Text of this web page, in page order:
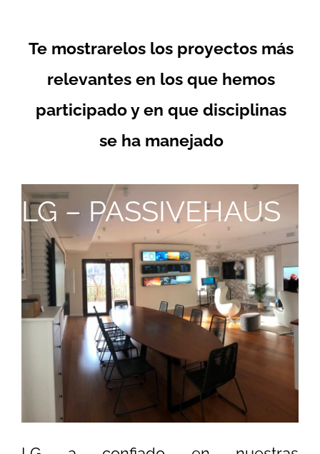
Te mostrarelos los proyectos más
relevantes en los que hemos
participado y en que disciplinas
se ha manejado
LG – PASSIVEHAUS